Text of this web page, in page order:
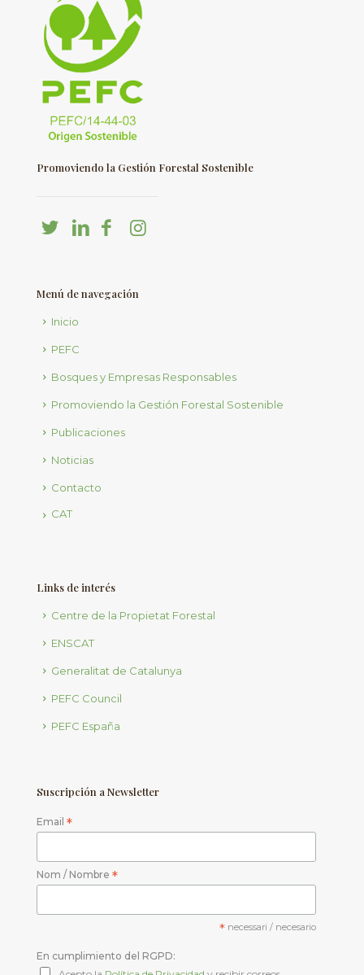
Promoviendo la Gestión Forestal Sostenible
Menú de navegación
Inicio
PEFC
Bosques y Empresas Responsables
Promoviendo la Gestión Forestal Sostenible
Publicaciones
Noticias
Contacto
CAT
Links de interés
Centre de la Propietat Forestal
ENSCAT
Generalitat de Catalunya
PEFC Council
PEFC España
Suscripción a Newsletter
Email *
Nom / Nombre *
*necessari / necesario
En cumplimiento del RGPD: